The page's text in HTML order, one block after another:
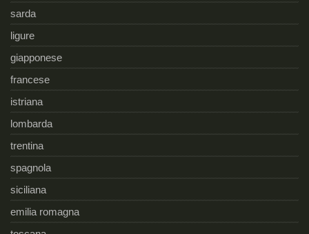
sarda
ligure
giapponese
francese
istriana
lombarda
trentina
spagnola
siciliana
emilia romagna